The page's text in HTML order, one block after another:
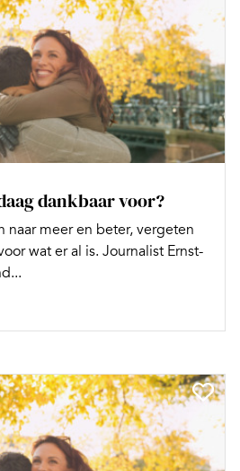
dankbaar voor?
naar meer en beter, vergeten
wat er al is. Journalist Ernst-